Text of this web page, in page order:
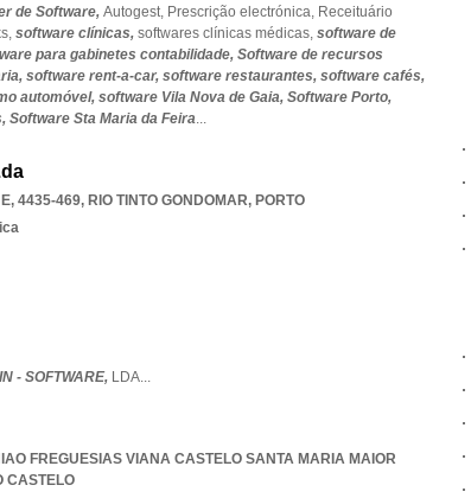
de Software, Autogest, Prescrição electrónica, Receituário
software clínicas, softwares clínicas médicas, software de
para gabinetes contabilidade, Software de recursos
software rent-a-car, software restaurantes, software cafés,
automóvel, software Vila Nova de Gaia, Software Porto,
Software Sta Maria da Feira...
4435-469, RIO TINTO GONDOMAR, PORTO
- SOFTWARE, LDA...
FREGUESIAS VIANA CASTELO SANTA MARIA MAIOR
CASTELO